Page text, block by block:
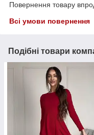
Повернення товару
Всі умови повернення
Подібні товари